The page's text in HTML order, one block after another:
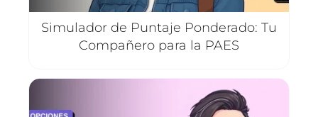
Simulador de Puntaje Ponderado: Tu
Compañero para la PAES